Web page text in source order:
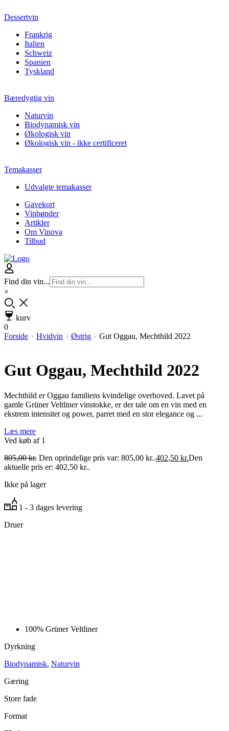
Dessertvin
Frankrig
Italien
Schweiz
Spanien
Tyskland
Bæredygtig vin
Naturvin
Biodynamisk vin
Økologisk vin
Økologisk vin - ikke certificeret
Temakasser
Udvalgte temakasser
Gavekort
Vinbønder
Artikler
Om Vinova
Tilbud
Find din vin...
×
kurv
0
Forside
Hvidvin Østrig Gut Oggau, Mechthild 2022
Gut Oggau, Mechthild 2022
Mechthild er Oggau familiens kvindelige overhoved. Lavet på
gamle Grüner Veltliner vinstokke, er der tale om en vin med en
ekstrem intensitet og power, parret med en stor elegance og ...
Læs mere
Ved køb af 1
805,00kr. Den oprindelige pris var: 805,00 kr..402,50 kr.Den
aktuelle pris er: 402,50 kr..
Ikke på lager
1 - 3 dages levering
Druer
100% Grüner Veltliner
Dyrkning
Biodynamisk, Naturvin
Gæring
Store fade
Format